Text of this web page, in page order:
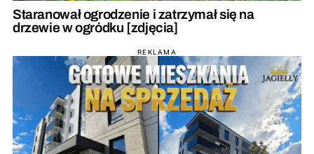
Staranował ogrodzenie i zatrzymał się na
drzewie w ogródku [zdjęcia]
REKLAMA